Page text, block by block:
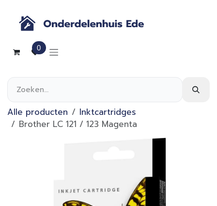
0
Alle producten
Inktcartridges
Brother LC 121 / 123 Magenta